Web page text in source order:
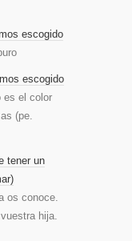
escogido
escogido
es el color
(pe.
tener un
os conoce.
hija.